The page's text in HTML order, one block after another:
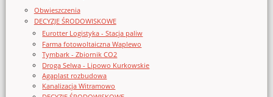
Obwieszczenia
DECYZJE ŚRODOWISKOWE
Eurotter Logistyka - Stacja paliw
Farma fotowoltaiczna Waplewo
Tymbark - Zbiornik CO2
Droga Selwa - Lipowo Kurkowskie
Agaplast rozbudowa
Kanalizacja Witramowo